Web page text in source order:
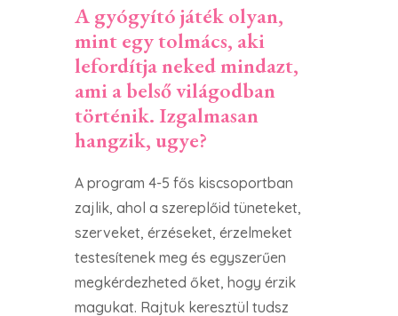
A gyógyító játék olyan,
mint egy tolmács, aki
lefordítja neked mindazt,
ami a belső világodban
történik. Izgalmasan
hangzik, ugye?
A program 4-5 fős kiscsoportban
zajlik, ahol a szereplőid tüneteket,
szerveket, érzéseket, érzelmeket
testesítenek meg és egyszerűen
megkérdezheted őket, hogy érzik
magukat. Rajtuk keresztül tudsz